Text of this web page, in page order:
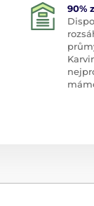
90%